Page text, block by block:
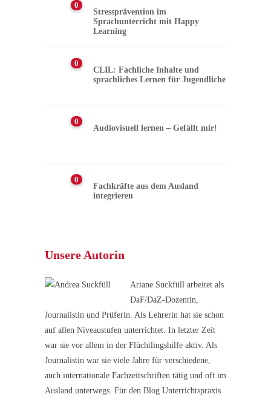
0
Stressprävention im
Sprachunterricht mit Happy
Learning
0
CLIL: Fachliche Inhalte und
sprachliches Lernen für Jugendliche
0
Audiovisuell lernen – Gefällt mir!
0
Fachkräfte aus dem Ausland
integrieren
Unsere Autorin
Ariane Suckfüll arbeitet als
DaF/DaZ-Dozentin,
Journalistin und Prüferin. Als Lehrerin hat sie schon
auf allen Niveaustufen unterrichtet. In letzter Zeit
war sie vor allem in der Flüchtlingshilfe aktiv. Als
Journalistin war sie viele Jahre für verschiedene,
auch internationale Fachzeitschriften tätig und oft im
Ausland unterwegs. Für den Blog Unterrichtspraxis